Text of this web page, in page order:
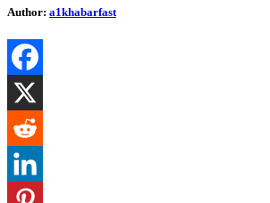
Author: a1khabarfast